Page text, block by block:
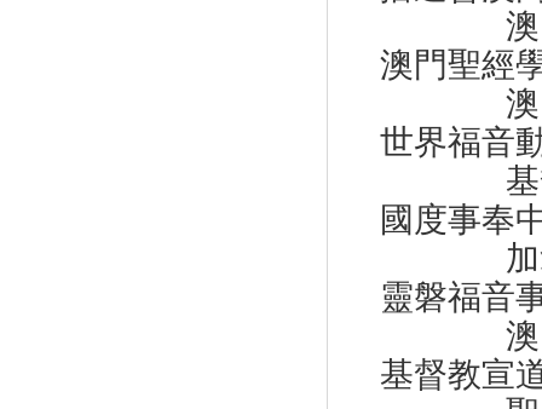
澳
澳門聖經
澳
世界福音
基
國度事奉
加
靈磐福音
澳
基督教宣